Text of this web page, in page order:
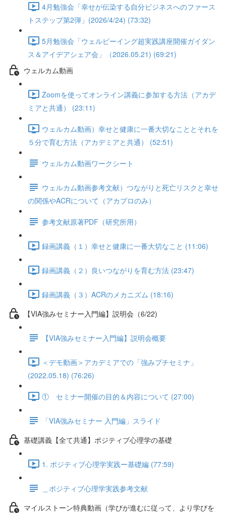
4月勉強会「幸せが伝染する自分ビジネスへのファース
トステップ第2弾」(2026/4/24) (73:32)
5月勉強会「ウェルビーイング超実践講座開催ガイダン
ス＆アイデアシェア会」（2026.05.21) (69:21)
ウェルカム動画
Zoomを使ってオンライン講義に参加する方法（アカデ
ミアと共通） (23:11)
ウェルカム動画）幸せと健康に一番大切なこととそれを
５分で育む方法（アカデミアと共通） (52:51)
ウェルカム動画ワークシート
ウェルカム動画参考文献）つながりと死亡リスクと幸せ
の関係やACRについて（アカプロのみ）
参考文献原著PDF（研究所用）
録画講義（１）幸せと健康に一番大切なこと (11:06)
録画講義（２）良いつながりを育む方法 (23:47)
録画講義（３）ACRのメカニズム (18:16)
【VIA強みセミナー入門編】説明会（6/22)
【VIA強みセミナー入門編】説明会概要
＜デモ動画＞アカデミアでの「強みプチセミナ」
(2022.05.18) (76:26)
① セミナー開催の目的＆内容について (27:00)
「VIA強みセミナー 入門編」スライド
基礎講義【全て共通】ポジティブ心理学の基礎
1. ポジティブ心理学実践ー基礎編 (77:59)
＿ポジティブ心理学実践参考文献
マイルストーン特典動画（学びが進むに従って、より学びを